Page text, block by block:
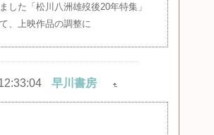
した「松川八洲雄歿後20年特集」
、上映作品の調整に
早川書房